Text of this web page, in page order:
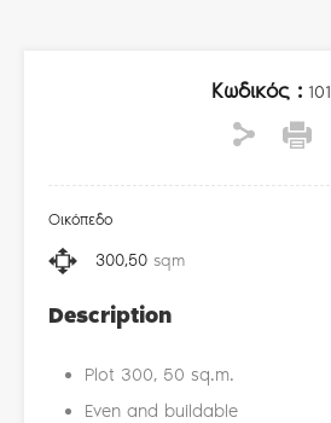
Κωδικός :101
Οικόπεδο
300,50 sqm
Description
Plot 300, 50 sq.m.
Even and buildable